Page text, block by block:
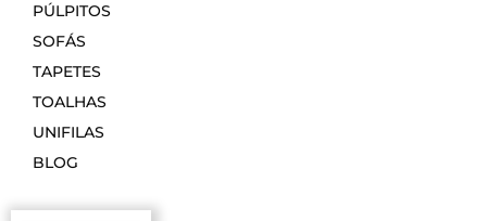
PÚLPITOS
SOFÁS
TAPETES
TOALHAS
UNIFILAS
BLOG